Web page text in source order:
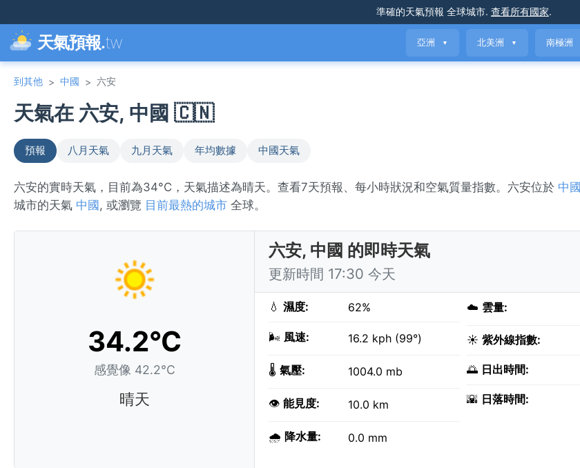
準確的天氣預報 全球城市. 查看所有國家.
天氣預報.tw 亞洲 ▼ 北美洲 ▼ 南極洲
到其他 > 中國 > 六安
天氣在 六安, 中國 🇨🇳
預報 八月天氣 九月天氣 年均數據 中國天氣
六安的實時天氣，目前為34°C，天氣描述為晴天。查看7天預報、每小時狀況和空氣質量指數。六安位於 中國
城市的天氣 中國 , 或瀏覽 目前最熱的城市 全球。
34.2°C
感覺像 42.2°C
晴天
六安, 中國 的即時天氣
更新時間 17:30 今天
💧 濕度: 62%
🌬️ 風速: 16.2 kph (99°)
🌡️ 氣壓: 1004.0 mb
👁️ 能見度: 10.0 km
🌧️ 降水量: 0.0 mm
☁️ 雲量:
☀️ 紫外線指數:
🌅 日出時間:
🌇 日落時間: